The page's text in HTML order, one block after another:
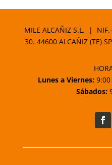
MILE ALCAÑIZ S.L. |
30. 44600 ALCAÑIZ (TE)
Lunes a Viernes:
Sábados: